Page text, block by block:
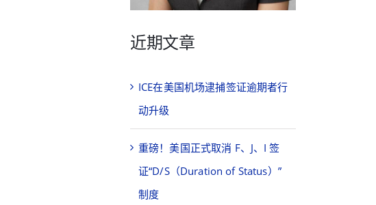
近期文章
ICE在美国机场逮捕签证逾期者行
动升级
重磅！美国正式取消 F、J、I 签
证“D/S（Duration of Status）”
制度